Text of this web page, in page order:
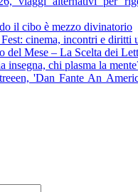
il cibo è mezzo divinatorio
cinema, incontri e diritti
Mese – La Scelta dei
insegna, chi plasma la
'Dan Fante An